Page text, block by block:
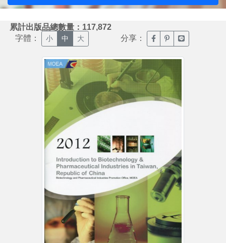
累計出版品總數量：117,872
字體： 小 中 大 分享： 臉書分享(另開新視窗)
噗浪分享(另開新
Line分享(另